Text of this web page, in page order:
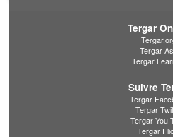
Tergar
Tergar
Tergar
Suivre
Tergar
Tergar
Tergar You
Tergar